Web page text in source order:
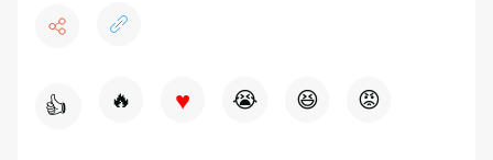
👍 🔥 ♥ 😭 😆 😡